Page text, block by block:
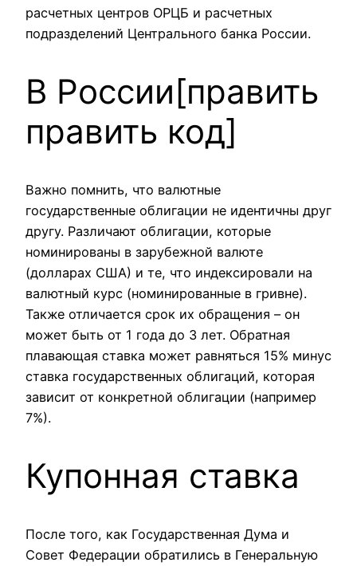
расчетных центров ОРЦБ и расчетных
подразделений Центрального банка России.
В России[править
править код]
Важно помнить, что валютные
государственные облигации не идентичны друг
другу. Различают облигации, которые
номинированы в зарубежной валюте
(долларах США) и те, что индексировали на
валютный курс (номинированные в гривне).
Также отличается срок их обращения – он
может быть от 1 года до 3 лет. Обратная
плавающая ставка может равняться 15% минус
ставка государственных облигаций, которая
зависит от конкретной облигации (например
7%).
Купонная ставка
После того, как Государственная Дума и
Совет Федерации обратились в Генеральную